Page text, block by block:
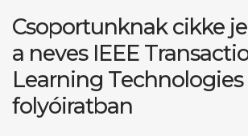
Csoportunknak cikke
a neves IEEE
Learning Technologies
folyóiratban